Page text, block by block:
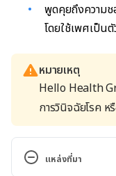
พูดคุยถึงความช
โดยใช้เพศเป็น
หมายเหตุ
Hello Health
การวินิจฉัยโรค ห
แหล่งที่มา